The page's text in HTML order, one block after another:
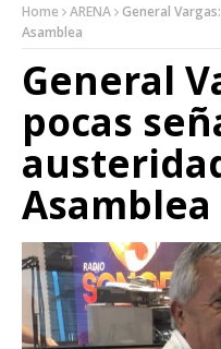
Home ARENA General
Asamblea
General
pocas
Asamblea